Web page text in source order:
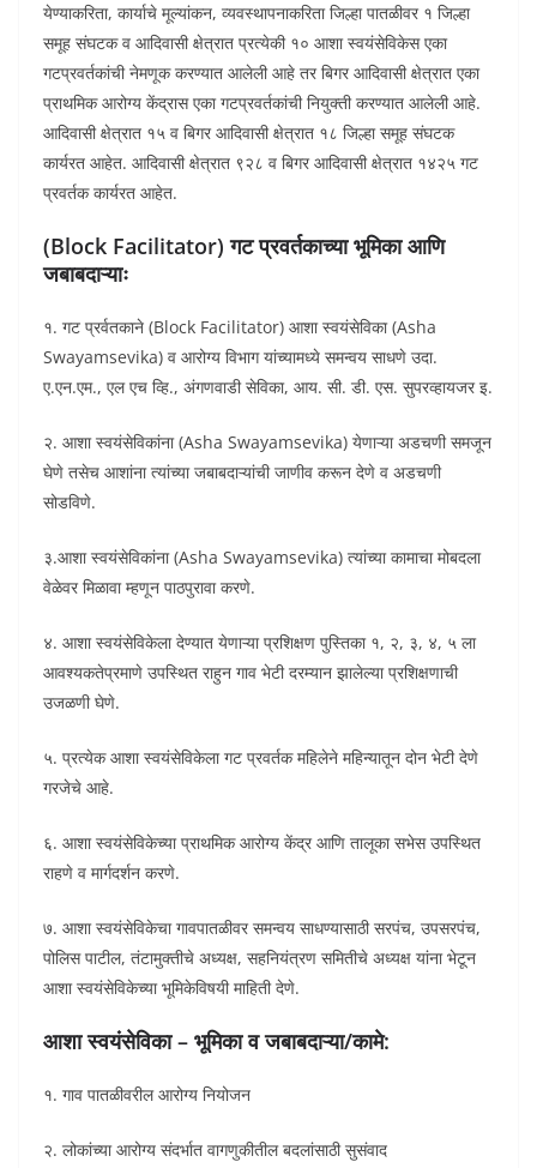
येण्याकरिता, कार्याचे मूल्यांकन, व्यवस्थापनाकरिता जिल्हा पातळीवर १ जिल्हा
समूह संघटक व आदिवासी क्षेत्रात प्रत्येकी १० आशा स्वयंसेविकेस एका
गटप्रवर्तकांची नेमणूक करण्यात आलेली आहे तर बिगर आदिवासी क्षेत्रात एका
प्राथमिक आरोग्य केंद्रास एका गटप्रवर्तकांची नियुक्ती करण्यात आलेली आहे.
आदिवासी क्षेत्रात १५ व बिगर आदिवासी क्षेत्रात १८ जिल्हा समूह संघटक
कार्यरत आहेत. आदिवासी क्षेत्रात ९२८ व बिगर आदिवासी क्षेत्रात १४२५ गट
प्रवर्तक कार्यरत आहेत.
(Block Facilitator) गट प्रवर्तकाच्या भूमिका आणि
जबाबदाऱ्याः
१. गट प्रर्वतकाने (Block Facilitator) आशा स्वयंसेविका (Asha
Swayamsevika) व आरोग्य विभाग यांच्यामध्ये समन्वय साधणे उदा.
ए.एन.एम., एल एच व्हि., अंगणवाडी सेविका, आय. सी. डी. एस. सुपरव्हायजर इ.
२. आशा स्वयंसेविकांना (Asha Swayamsevika) येणाऱ्या अडचणी समजून
घेणे तसेच आशांना त्यांच्या जबाबदाऱ्यांची जाणीव करून देणे व अडचणी
सोडविणे.
३.आशा स्वयंसेविकांना (Asha Swayamsevika) त्यांच्या कामाचा मोबदला
वेळेवर मिळावा म्हणून पाठपुरावा करणे.
४. आशा स्वयंसेविकेला देण्यात येणाऱ्या प्रशिक्षण पुस्तिका १, २, ३, ४, ५ ला
आवश्यकतेप्रमाणे उपस्थित राहुन गाव भेटी दरम्यान झालेल्या प्रशिक्षणाची
उजळणी घेणे.
५. प्रत्येक आशा स्वयंसेविकेला गट प्रवर्तक महिलेने महिन्यातून दोन भेटी देणे
गरजेचे आहे.
६. आशा स्वयंसेविकेच्या प्राथमिक आरोग्य केंद्र आणि तालूका सभेस उपस्थित
राहणे व मार्गदर्शन करणे.
७. आशा स्वयंसेविकेचा गावपातळीवर समन्वय साधण्यासाठी सरपंच, उपसरपंच,
पोलिस पाटील, तंटामुक्तीचे अध्यक्ष, सहनियंत्रण समितीचे अध्यक्ष यांना भेटून
आशा स्वयंसेविकेच्या भूमिकेविषयी माहिती देणे.
आशा स्वयंसेविका – भूमिका व जबाबदाऱ्या/कामे:
१. गाव पातळीवरील आरोग्य नियोजन
२. लोकांच्या आरोग्य संदर्भात वागणुकीतील बदलांसाठी सुसंवाद